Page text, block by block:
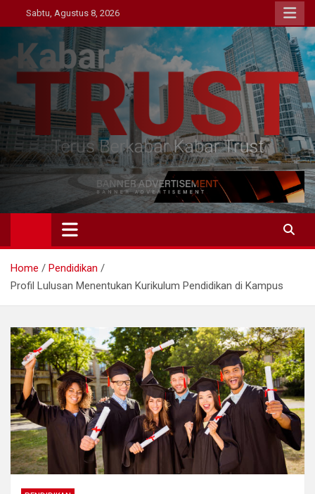
to
content
Sabtu, Agustus 8, 2026
Kabar Trust
Terus Berkabar Kabar Trust
Home
Pendidikan
Profil Lulusan Menentukan Kurikulum Pendidikan di Kampus